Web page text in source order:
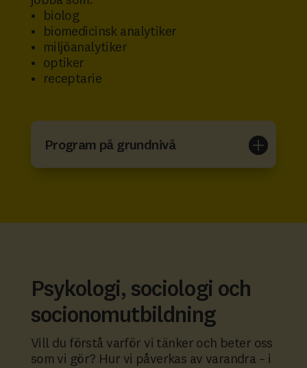
biolog
biomedicinsk analytiker
miljöanalytiker
optiker
receptarie
Program på grundnivå
Psykologi, sociologi och
socionomutbildning
Vill du förstå varför vi tänker och beter oss
som vi gör? Hur vi påverkas av varandra – i